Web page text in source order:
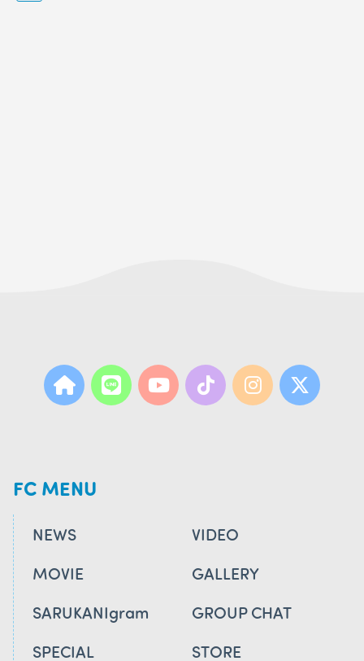
FC MENU
NEWS
VIDEO
MOVIE
GALLERY
SARUKANIgram
GROUP CHAT
SPECIAL
STORE